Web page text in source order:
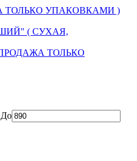
ТОЛЬКО УПАКОВКАМИ )
( СУХАЯ,
ТОЛЬКО
До